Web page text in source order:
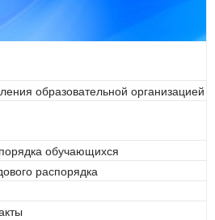
образовательной организацией
обучающихся
распорядка